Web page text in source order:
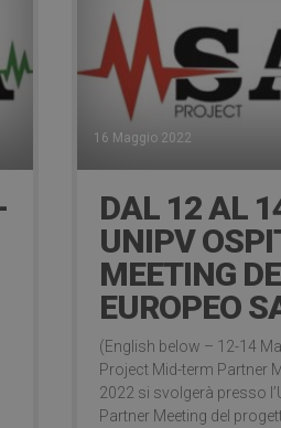
16 Maggio 2022
DAL 12 AL
UNIPV
MEETING
EUROPEO
(English below – 12-14
Project Mid-term Partner
2022 si svolgerà presso
Partner Meeting del